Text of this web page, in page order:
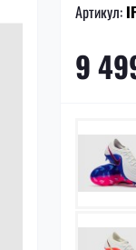
Артикул:
9